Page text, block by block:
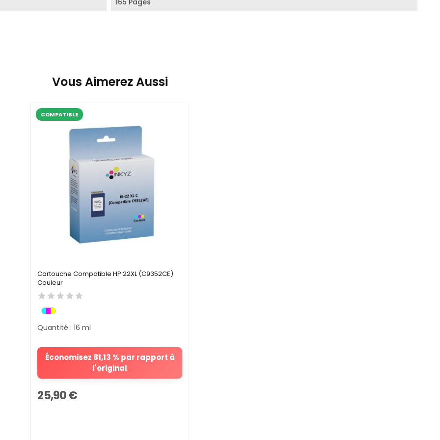
Vous Aimerez Aussi
COMPATIBLE
Cartouche Compatible HP 22XL (C9352CE)
Couleur
Économisez 81,13 % par rapport à
l'original
Quantité : 16 ml
25,90 €